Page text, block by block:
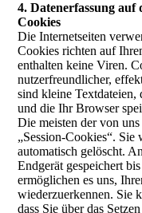
4. Datenerfassung auf
Cookies
Die Internetseiten
Cookies richten auf
enthalten keine Viren.
nutzerfreundlicher,
sind kleine Textdateien,
und die Ihr Browser
Die meisten der von
„Session-Cookies“. Sie
automatisch gelöscht.
Endgerät gespeichert
ermöglichen es uns,
wiederzuerkennen. Sie
dass Sie über das